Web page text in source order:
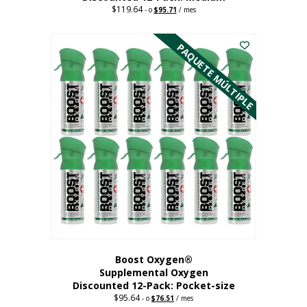
$119.64 -o Precio
$95.71 El
es:
95,71
dólares.
/ mes
tiene
múltiples
variantes.
Las
opciones
pueden
elegir
en
página
del
producto
PAQUETE MÚLTIPLE
Boost Oxygen®
Supplemental Oxygen
Discounted 12-Pack: Pocket-size
$95.64 - o Precio
$76.51 El
/ mes